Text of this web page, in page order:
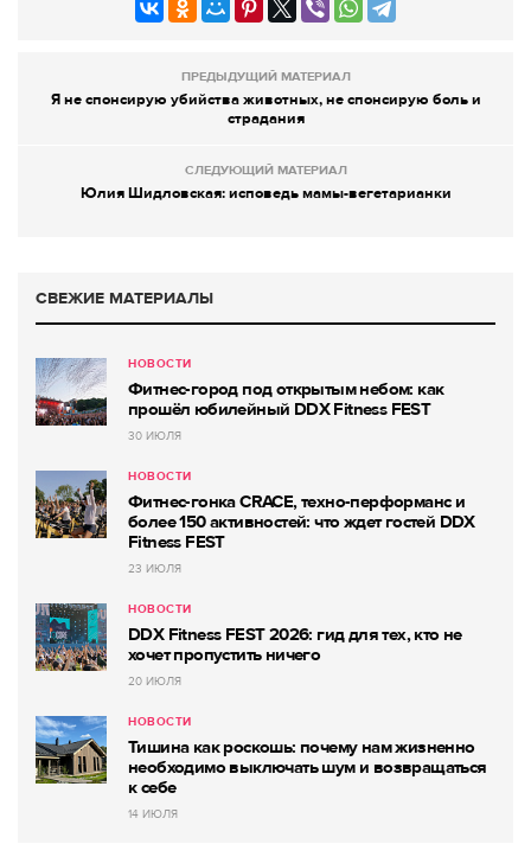
ПРЕДЫДУЩИЙ МАТЕРИАЛ
Я не спонсирую убийства животных, не спонсирую боль и
страдания
СЛЕДУЮЩИЙ МАТЕРИАЛ
Юлия Шидловская: исповедь мамы-вегетарианки
СВЕЖИЕ МАТЕРИАЛЫ
НОВОСТИ
Фитнес-город под открытым небом: как
прошёл юбилейный DDX Fitness FEST
30 ИЮЛЯ
НОВОСТИ
Фитнес-гонка CRACE, техно-перформанс и
более 150 активностей: что ждет гостей DDX
Fitness FEST
23 ИЮЛЯ
НОВОСТИ
DDX Fitness FEST 2026: гид для тех, кто не
хочет пропустить ничего
20 ИЮЛЯ
НОВОСТИ
Тишина как роскошь: почему нам жизненно
необходимо выключать шум и возвращаться
к себе
14 ИЮЛЯ